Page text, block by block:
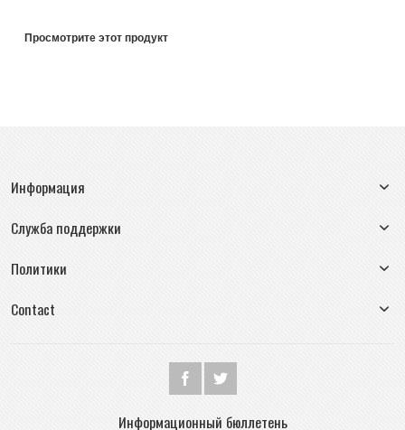
Просмотрите этот продукт
Информация
Служба поддержки
Политики
Contact
Информационный бюллетень